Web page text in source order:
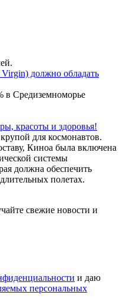
должно обладать
в Средиземноморье
красоты и здоровья!
для космонавтов.
Киноа была включена
системы
должна обеспечить
полетах.
свежие новости и
и даю
персональных